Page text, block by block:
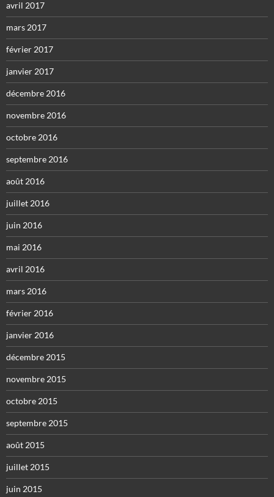
avril 2017
mars 2017
février 2017
janvier 2017
décembre 2016
novembre 2016
octobre 2016
septembre 2016
août 2016
juillet 2016
juin 2016
mai 2016
avril 2016
mars 2016
février 2016
janvier 2016
décembre 2015
novembre 2015
octobre 2015
septembre 2015
août 2015
juillet 2015
juin 2015